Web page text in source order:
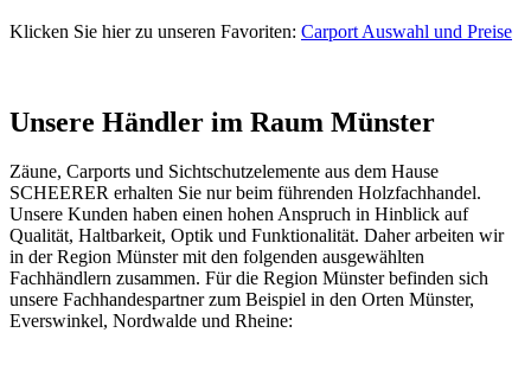
Klicken Sie hier zu unseren Favoriten: Carport Auswahl und Preise
Unsere Händler im Raum Münster
Zäune, Carports und Sichtschutzelemente aus dem Hause
SCHEERER erhalten Sie nur beim führenden Holzfachhandel.
Unsere Kunden haben einen hohen Anspruch in Hinblick auf
Qualität, Haltbarkeit, Optik und Funktionalität. Daher arbeiten wir
in der Region Münster mit den folgenden ausgewählten
Fachhändlern zusammen. Für die Region Münster befinden sich
unsere Fachhandespartner zum Beispiel in den Orten Münster,
Everswinkel, Nordwalde und Rheine: